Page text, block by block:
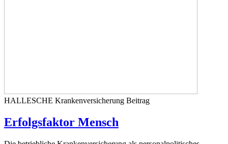
HALLESCHE Krankenversicherung Beitrag
Erfolgsfaktor Mensch